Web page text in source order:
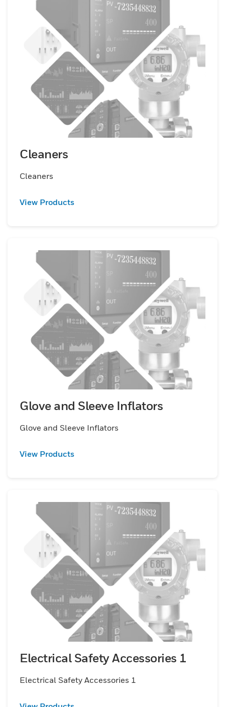
Cleaners
Cleaners
View Products
Glove and Sleeve Inflators
Glove and Sleeve Inflators
View Products
Electrical Safety Accessories 1
Electrical Safety Accessories 1